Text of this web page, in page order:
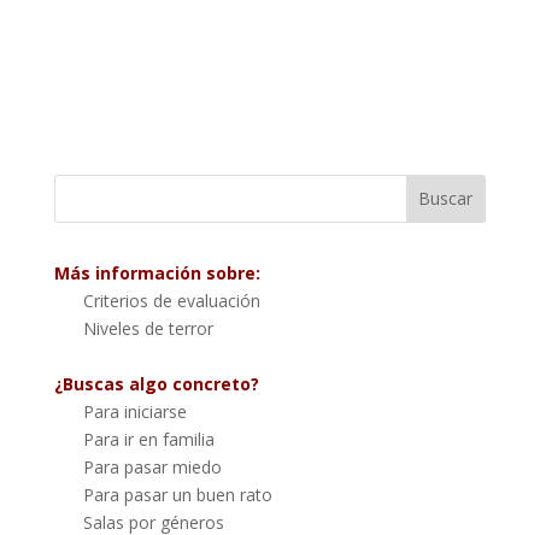
Más información sobre:
Criterios de evaluación
Niveles de terror
¿Buscas algo concreto?
Para iniciarse
Para ir en familia
Para pasar miedo
Para pasar un buen rato
Salas por géneros